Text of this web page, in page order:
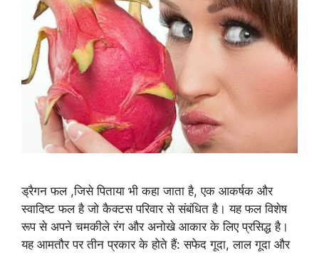
ड्रैगन फल ,जिसे पिताया भी कहा जाता है, एक आकर्षक और
स्वादिष्ट फल है जो कैक्टस परिवार से संबंधित है। यह फल विशेष
रूप से अपने चमकीले रंग और अनोखे आकार के लिए प्रसिद्ध है।
यह आमतौर पर तीन प्रकार के होते हैं: सफेद गूदा, लाल गूदा और